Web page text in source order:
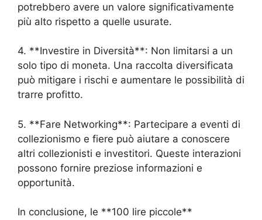
potrebbero avere un valore significativamente
più alto rispetto a quelle usurate.
4. **Investire in Diversità**: Non limitarsi a un
solo tipo di moneta. Una raccolta diversificata
può mitigare i rischi e aumentare le possibilità di
trarre profitto.
5. **Fare Networking**: Partecipare a eventi di
collezionismo e fiere può aiutare a conoscere
altri collezionisti e investitori. Queste interazioni
possono fornire preziose informazioni e
opportunità.
In conclusione, le **100 lire piccole**